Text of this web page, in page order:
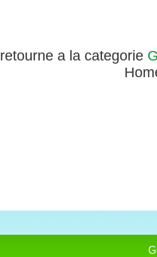
retourne a la categorie